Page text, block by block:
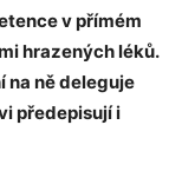
v přímém
hrazených léků.
na ně deleguje
předepisují i